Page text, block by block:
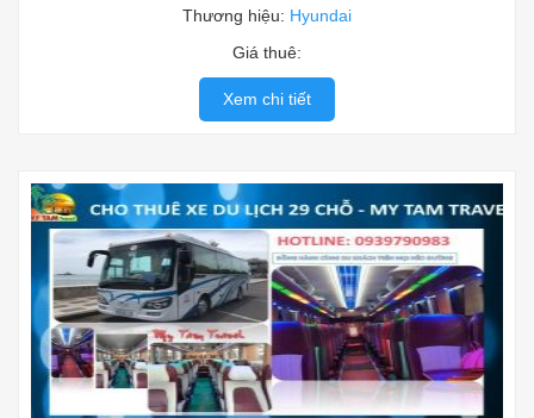
Thương hiệu: Hyundai
Giá thuê:
Xem chi tiết